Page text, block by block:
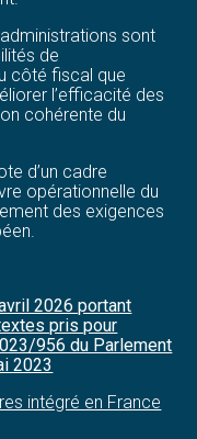
sont
de
côté fiscal que
l’efficacité des
cohérente du
d’un cadre
opérationnelle du
des exigences
2026 portant
pris pour
956 du Parlement
2023
intégré en France